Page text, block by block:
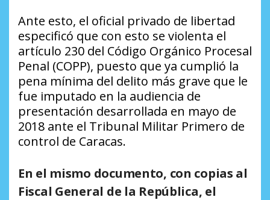
Ante esto, el oficial privado de libertad
especificó que con esto se violenta el
artículo 230 del Código Orgánico Procesal
Penal (COPP), puesto que ya cumplió la
pena mínima del delito más grave que le
fue imputado en la audiencia de
presentación desarrollada en mayo de
2018 ante el Tribunal Militar Primero de
control de Caracas.
En el mismo documento, con copias al
Fiscal General de la República, el